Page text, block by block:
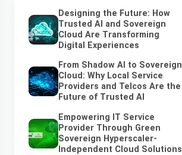
Designing the Future: How
Trusted AI and Sovereign
Cloud Are Transforming
Digital Experiences
From Shadow AI to Sovereign
Cloud: Why Local Service
Providers and Telcos Are the
Future of Trusted AI
Empowering IT Service
Provider Through Green
Sovereign Hyperscaler-
Independent Cloud Solutions